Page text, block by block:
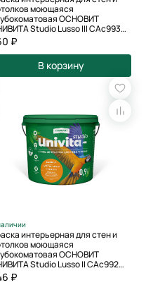
моющаяся
ОСНОВИТ
Studio Lusso III САс993
база A (0.9 л)
₽
В корзину
интерьерная для стен и
моющаяся
ОСНОВИТ
Studio Lusso II САс992
база А (0.9 л)
₽